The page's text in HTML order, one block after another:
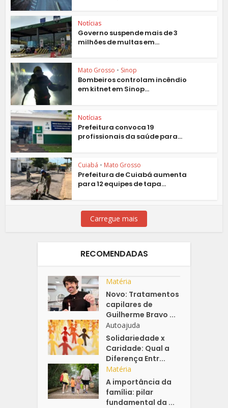
Notícias
Governo suspende mais de 3
milhões de multas em...
Mato Grosso • Sinop
Bombeiros controlam incêndio
em kitnet em Sinop...
Notícias
Prefeitura convoca 19
profissionais da saúde para...
Cuiabá • Mato Grosso
Prefeitura de Cuiabá aumenta
para 12 equipes de tapa...
Carregue mais
RECOMENDADAS
Matéria
Novo: Tratamentos
capilares de
Guilherme Bravo ...
Autoajuda
Solidariedade x
Caridade: Qual a
Diferença Entr...
Matéria
A importância da
família: pilar
fundamental da ...